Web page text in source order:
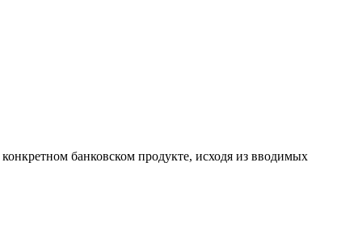
банковском продукте, исходя из вводимых